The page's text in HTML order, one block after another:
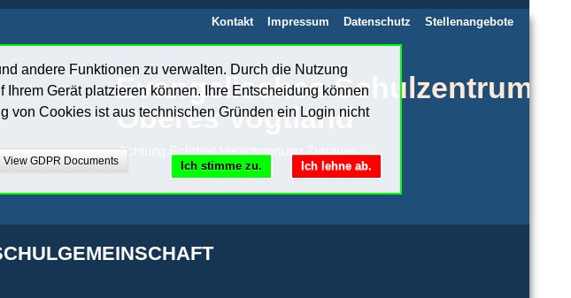
Evangelisches Schulzentrum
Oberes Vogtland
Achtung.Echtheit.Verantwortung.Zutrauen
Kontakt Impressum Datenschutz Stellenangebote
andere Funktionen zu verwalten. Durch die Nutzung
Gerät platzieren können. Ihre Entscheidung können
von Cookies ist aus technischen Gründen ein Login nicht
View GDPR Documents Ich lehne ab.
Ich stimme zu.